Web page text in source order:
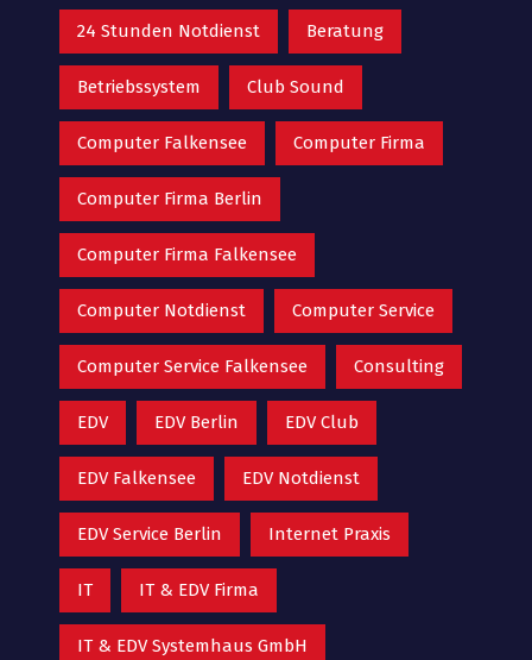
24 Stunden Notdienst Beratung
Betriebssystem Club Sound
Computer Falkensee Computer Firma
Computer Firma Berlin
Computer Firma Falkensee
Computer Notdienst Computer Service
Computer Service Falkensee Consulting
EDV EDV Berlin EDV Club
EDV Falkensee EDV Notdienst
EDV Service Berlin Internet Praxis
IT IT & EDV Firma
IT & EDV Systemhaus GmbH